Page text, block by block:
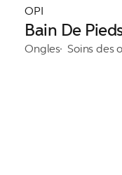
OPI
Bain De
Ongles Soins des